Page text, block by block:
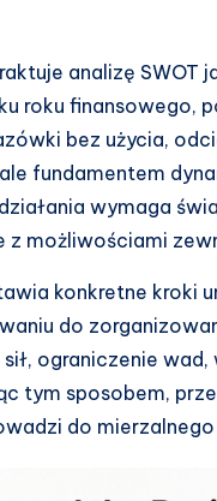
analizę
roku finansowego,
bez użycia,
fundamentem
wymaga
z możliwościami
konkretne kroki
do
ograniczenie
tym sposobem,
do